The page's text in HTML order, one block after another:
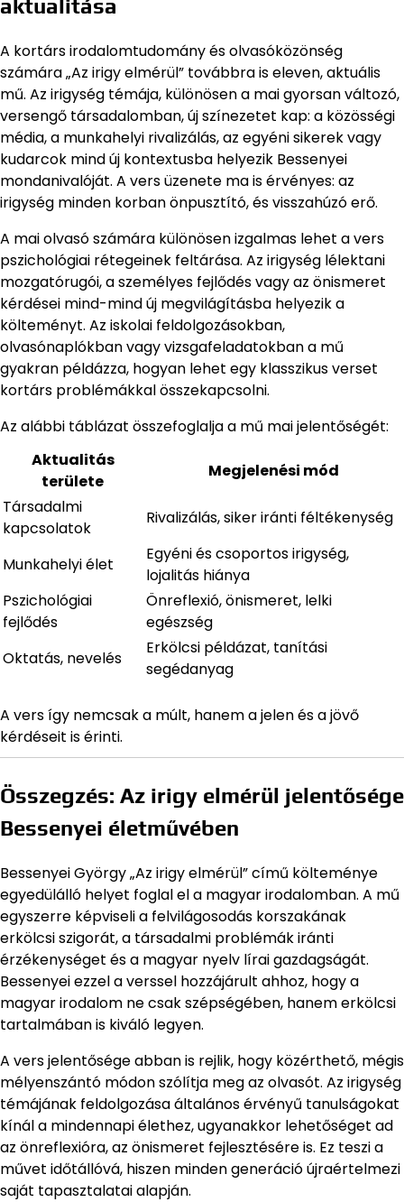
aktualitása
A kortárs irodalomtudomány és olvasóközönség
számára „Az irigy elmérül” továbbra is eleven, aktuális
mű. Az irigység témája, különösen a mai gyorsan változó,
versengő társadalomban, új színezetet kap: a közösségi
média, a munkahelyi rivalizálás, az egyéni sikerek vagy
kudarcok mind új kontextusba helyezik Bessenyei
mondanivalóját. A vers üzenete ma is érvényes: az
irigység minden korban önpusztító, és visszahúzó erő.
A mai olvasó számára különösen izgalmas lehet a vers
pszichológiai rétegeinek feltárása. Az irigység lélektani
mozgatórugói, a személyes fejlődés vagy az önismeret
kérdései mind-mind új megvilágításba helyezik a
költeményt. Az iskolai feldolgozásokban,
olvasónaplókban vagy vizsgafeladatokban a mű
gyakran példázza, hogyan lehet egy klasszikus verset
kortárs problémákkal összekapcsolni.
Az alábbi táblázat összefoglalja a mű mai jelentőségét:
Aktualitás
területe
Megjelenési mód
Társadalmi
kapcsolatok
Rivalizálás, siker iránti féltékenység
Munkahelyi élet
Egyéni és csoportos irigység,
lojalitás hiánya
Pszichológiai
fejlődés
Önreflexió, önismeret, lelki
egészség
Oktatás, nevelés
Erkölcsi példázat, tanítási
segédanyag
A vers így nemcsak a múlt, hanem a jelen és a jövő
kérdéseit is érinti.
Összegzés: Az irigy elmérül jelentősége
Bessenyei életművében
Bessenyei György „Az irigy elmérül” című költeménye
egyedülálló helyet foglal el a magyar irodalomban. A mű
egyszerre képviseli a felvilágosodás korszakának
erkölcsi szigorát, a társadalmi problémák iránti
érzékenységet és a magyar nyelv lírai gazdagságát.
Bessenyei ezzel a verssel hozzájárult ahhoz, hogy a
magyar irodalom ne csak szépségében, hanem erkölcsi
tartalmában is kiváló legyen.
A vers jelentősége abban is rejlik, hogy közérthető, mégis
mélyenszántó módon szólítja meg az olvasót. Az irigység
témájának feldolgozása általános érvényű tanulságokat
kínál a mindennapi élethez, ugyanakkor lehetőséget ad
az önreflexióra, az önismeret fejlesztésére is. Ez teszi a
művet időtállóvá, hiszen minden generáció újraértelmezi
saját tapasztalatai alapján.